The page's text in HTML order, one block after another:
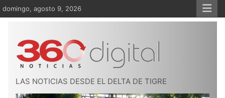
Saltar
al
domingo, agosto 9, 2026
LAS NOTICIAS DESDE EL DELTA DE TIGRE